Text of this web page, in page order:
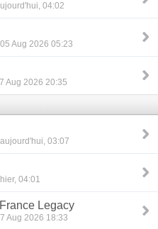
04:02
Aug 2026 05:23
Aug 2026 20:35
03:07
04:01
Legacy
Aug 2026 18:33